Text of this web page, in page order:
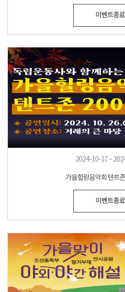
이벤트종료
2024-10-17 ~
가을힐링음악회 텐트
이벤트종료